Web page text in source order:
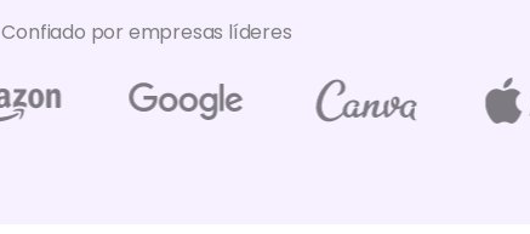
Confiado por empresas líderes